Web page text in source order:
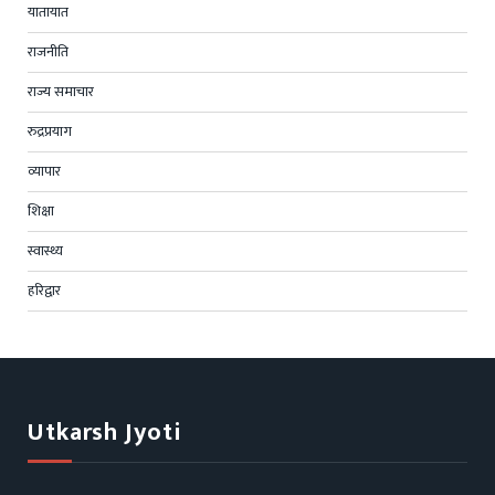
यातायात
राजनीति
राज्य समाचार
रुद्रप्रयाग
व्यापार
शिक्षा
स्वास्थ्य
हरिद्वार
Utkarsh Jyoti